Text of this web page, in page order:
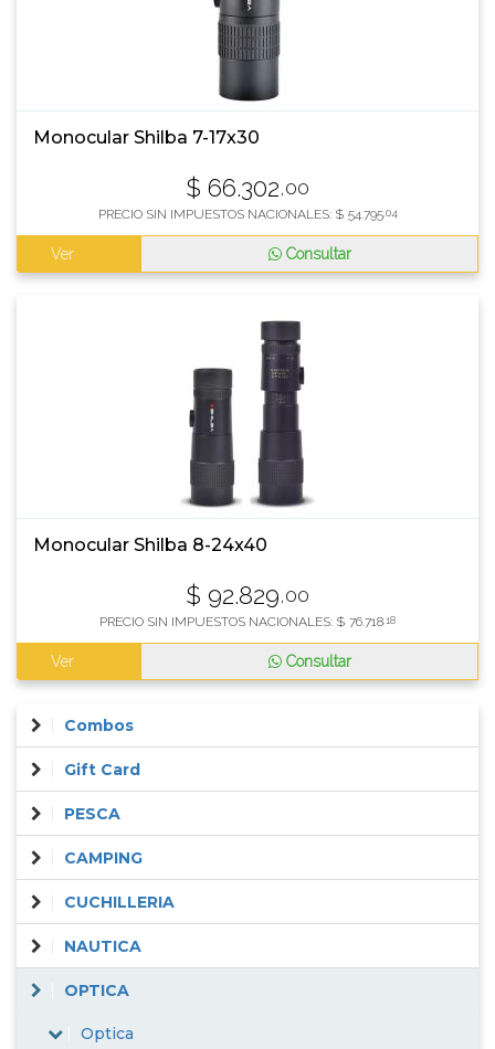
Monocular Shilba 7-17x30
$ 66.302,00
PRECIO SIN IMPUESTOS NACIONALES: $ 54.795,04
Ver Consultar
Monocular Shilba 8-24x40
$ 92.829,00
PRECIO SIN IMPUESTOS NACIONALES: $ 76.718,18
Ver Consultar
Combos
Gift Card
PESCA
CAMPING
CUCHILLERIA
NAUTICA
OPTICA
Optica